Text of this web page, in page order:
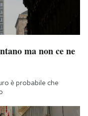
ma non ce ne
è probabile che